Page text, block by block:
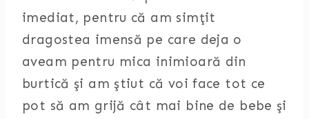
imediat, pentru că am simţit
dragostea imensă pe care deja o
aveam pentru mica inimioară din
burtică şi am ştiut că voi face tot ce
pot să am grijă cât mai bine de bebe şi